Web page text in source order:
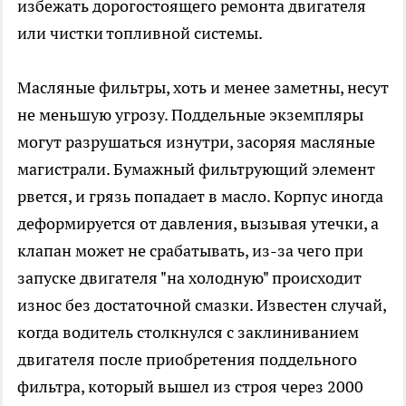
избежать дорогостоящего ремонта двигателя
или чистки топливной системы.
Масляные фильтры, хоть и менее заметны, несут
не меньшую угрозу. Поддельные экземпляры
могут разрушаться изнутри, засоряя масляные
магистрали. Бумажный фильтрующий элемент
рвется, и грязь попадает в масло. Корпус иногда
деформируется от давления, вызывая утечки, а
клапан может не срабатывать, из-за чего при
запуске двигателя "на холодную" происходит
износ без достаточной смазки. Известен случай,
когда водитель столкнулся с заклиниванием
двигателя после приобретения поддельного
фильтра, который вышел из строя через 2000